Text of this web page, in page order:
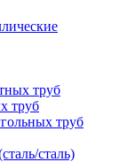
труб
труб
труб
сталь)